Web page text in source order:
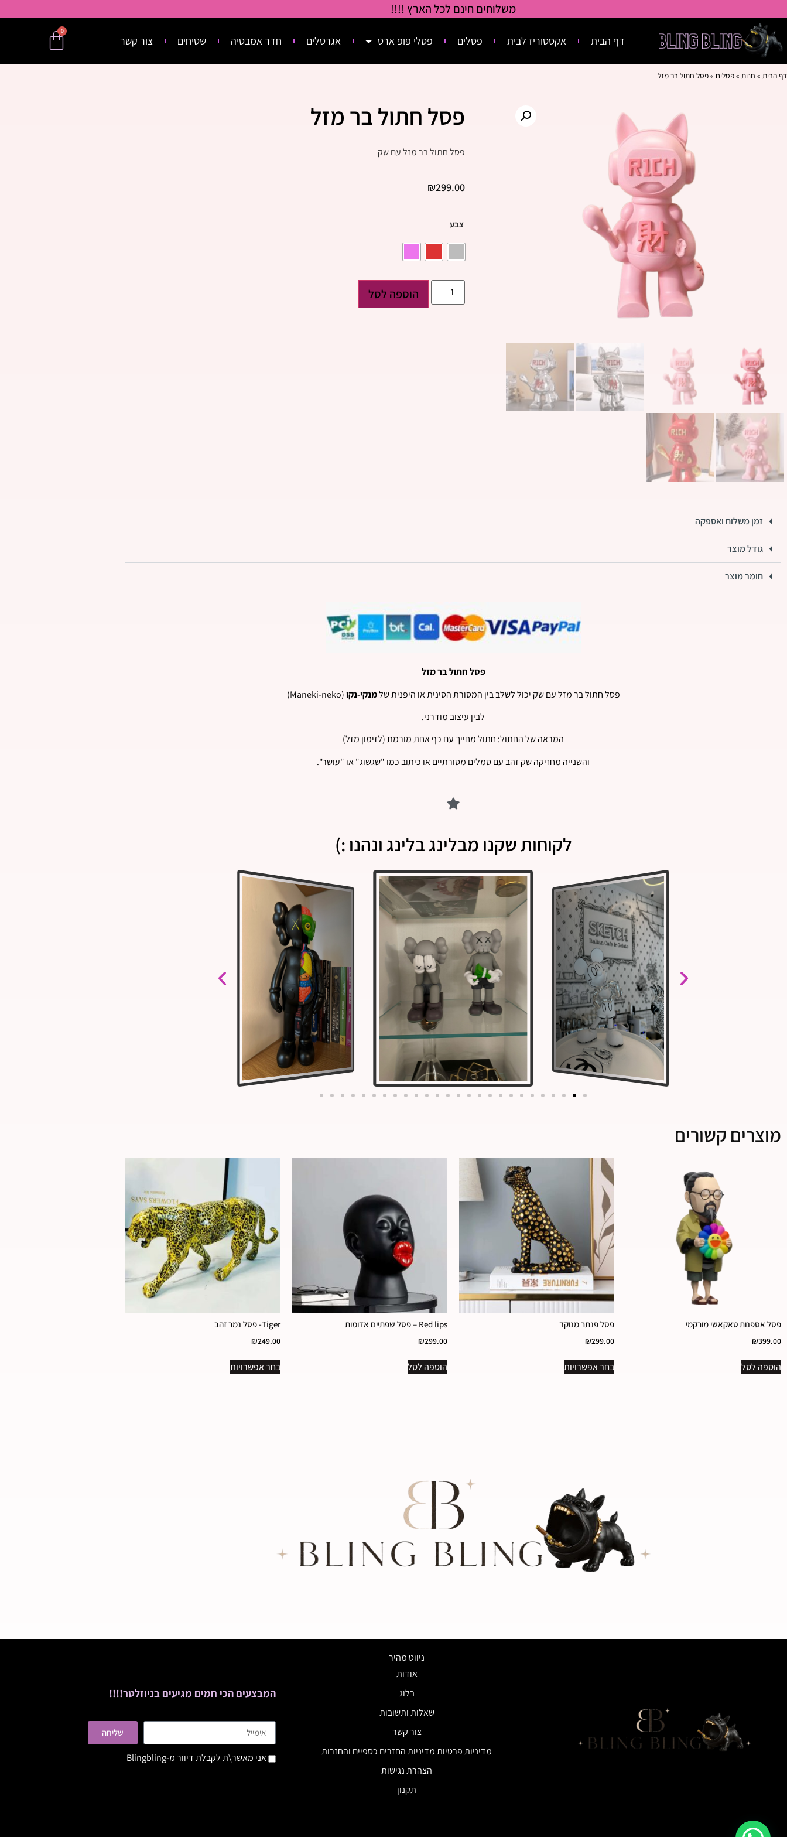
משלוחים חינם לכל הארץ !!!!
דף הבית אקססוריז לבית פסלים פסלי פופ ארט אגרטלים חדר אמבטיה שטיחים צור קשר
0
דף הבית » חנות »פסלים »פסל חתול בר מזל
פסל חתול בר מזל
פסל חתול בר מזל עם שק
₪299.00
צבע
הוספה לסל
זמן משלוח ואספקה
גודל מוצר
חומר מוצר
פסל חתול בר מזל
פסל חתול בר מזל עם שק יכול לשלב בין המסורת הסינית או היפנית שלמנקי-נקו(Maneki-neko)
לבין עיצוב מודרני.
המראה של החתול: חתול מחייך עם כף אחת מורמת (לזימון מזל)
והשנייה מחזיקה שק זהב עם סמלים מסורתיים או כיתוב כמו "שגשוג" או "עושר".
לקוחות שקנו מבלינג בלינג ונהנו :)
מוצרים קשורים
פסל אספנות טאקאשי מורקמי
₪399.00
הוספה לסל
פסל פנתר מנוקד
₪299.00
בחר אפשרויות
Red lips – פסל שפתיים אדומות
₪299.00
הוספה לסל
Tiger- פסל נמר זהב
₪249.00
בחר אפשרויות
ניווט מהיר
אודות
בלוג
שאלות ותשובות
צור קשר
מדיניות פרטיות מדיניות החזרים כספיים והחזרות
הצהרת נגישות
תקנון
המבצעים הכי חמים מגיעים בניוזלטר!!!!
אני מאשר\ת לקבלת דיוור מ-Blingbling
שליחה